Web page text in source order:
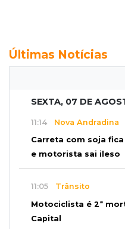
Últimas Notícias
SEXTA, 07 DE
11:14 Nova Andradina
Carreta com soja
e motorista sai ileso
11:05 Trânsito
Motociclista é 2ª
Capital